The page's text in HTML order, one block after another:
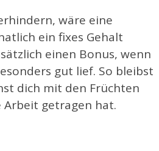
wäre eine
ein fixes Gehalt
einen Bonus, wenn
gut lief. So bleibst
dich mit den Früchten
Arbeit getragen hat.